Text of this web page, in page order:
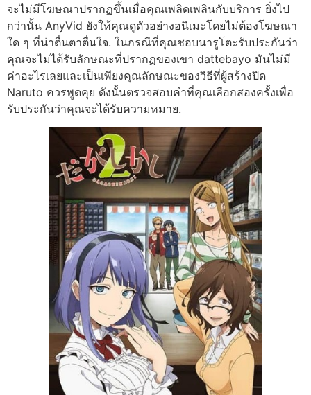
จะไม่มีโฆษณาปรากฏขึ้นเมื่อคุณเพลิดเพลินกับบริการ ยิ่งไป
กว่านั้น AnyVid ยังให้คุณดูตัวอย่างอนิเมะโดยไม่ต้องโฆษณา
ใด ๆ ที่น่าตื่นตาตื่นใจ. ในกรณีที่คุณชอบนารูโตะรับประกันว่า
คุณจะไม่ได้รับลักษณะที่ปรากฏของเขา dattebayo มันไม่มี
ค่าอะไรเลยและเป็นเพียงคุณลักษณะของวิธีที่ผู้สร้างปิด
Naruto ควรพูดคุย ดังนั้นตรวจสอบคำที่คุณเลือกสองครั้งเพื่อ
รับประกันว่าคุณจะได้รับความหมาย.